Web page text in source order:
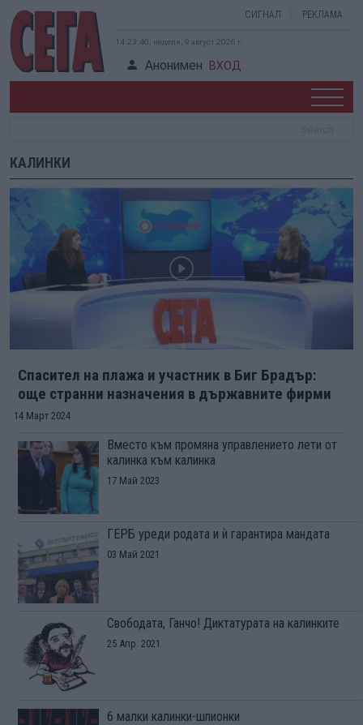
СИГНАЛ РЕКЛАМА
14:23:41, неделя, 9 август 2026 г.
Анонимен ВХОД
КАЛИНКИ
Спасител на плажа и участник в Биг Брадър:
още странни назначения в държавните фирми
14 Март 2024
Вместо към промяна управлението лети от
калинка към калинка
17 Май 2023
ГЕРБ уреди родата и ѝ гарантира мандата
03 Май 2021
Свободата, Ганчо! Диктатурата на калинките
25 Апр. 2021
6 малки калинки-шпионки